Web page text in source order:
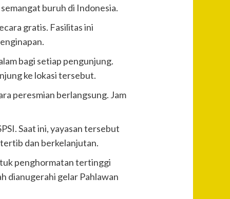
buruh di Indonesia.
gratis. Fasilitas ini
bagi setiap pengunjung.
ke lokasi tersebut.
peresmian berlangsung. Jam
Saat ini, yayasan tersebut
dan berkelanjutan.
penghormatan tertinggi
dianugerahi gelar Pahlawan